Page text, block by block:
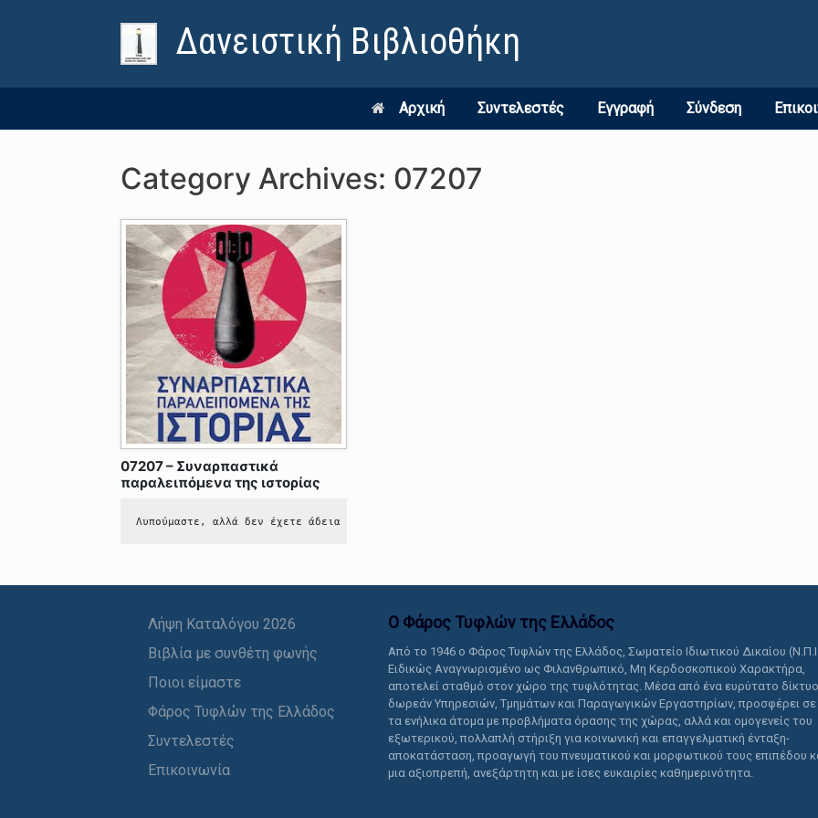
Δανειστική Βιβλιοθήκη
Αρχική Συντελεστές Εγγραφή Σύνδεση
Category Archives: 07207
07207 – Συναρπαστικά
παραλειπόμενα της ιστορίας
Λυπούμαστε, αλλά δεν έχετε άδεια να δείτε αυτό το περιεχόμενο.
Λήψη Καταλόγου 2026
Βιβλία με συνθέτη φωνής
Ποιοι είμαστε
Φάρος Τυφλών της Ελλάδος
Συντελεστές
Επικοινωνία
Ο Φάρος Τυφλών της Ελλάδoς
Από το 1946 ο Φάρος Τυφλών της Ελλάδος, Σωματείο Ιδιωτικού Δικαίου
Ειδικώς Αναγνωρισμένο ως Φιλανθρωπικό, Μη Κερδοσκοπικού Χαρακτήρα,
αποτελεί σταθμό στον χώρο της τυφλότητας. Μέσα από ένα ευρύτατο δίκτυο
δωρεάν Υπηρεσιών, Τμημάτων και Παραγωγικών Εργαστηρίων, προσφέρει σε
τα ενήλικα άτομα με προβλήματα όρασης της χώρας, αλλά και ομογενείς του
εξωτερικού, πολλαπλή στήριξη για κοινωνική και επαγγελματική ένταξη-
αποκατάσταση, προαγωγή του πνευματικού και μορφωτικού τους επιπέδου
μια αξιοπρεπή, ανεξάρτητη και με ίσες ευκαιρίες καθημερινότητα.